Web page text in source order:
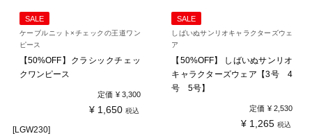
SALE
ケーブルニット×チェックの王道ワン
ピース
【50%OFF】クラシックチェッ
クワンピース
定価 ¥ 3,300
¥ 1,650 税込
[LGW230]
SALE
しばいぬサンリオキャラクターズウェ
ア
【50%OFF】 しばいぬサンリオ
キャラクターズウェア【3号 4
号 5号】
定価 ¥ 2,530
¥ 1,265 税込